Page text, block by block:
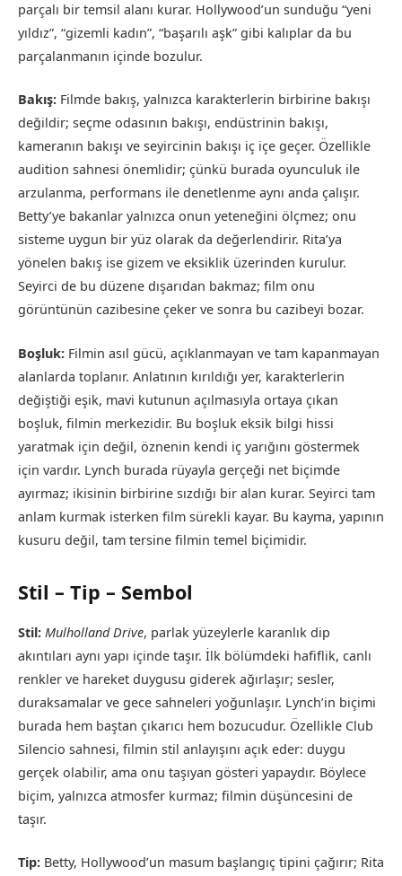
parçalı bir temsil alanı kurar. Hollywood’un sunduğu “yeni
yıldız”, “gizemli kadın”, “başarılı aşk” gibi kalıplar da bu
parçalanmanın içinde bozulur.
Bakış: Filmde bakış, yalnızca karakterlerin birbirine bakışı
değildir; seçme odasının bakışı, endüstrinin bakışı,
kameranın bakışı ve seyircinin bakışı iç içe geçer. Özellikle
audition sahnesi önemlidir; çünkü burada oyunculuk ile
arzulanma, performans ile denetlenme aynı anda çalışır.
Betty’ye bakanlar yalnızca onun yeteneğini ölçmez; onu
sisteme uygun bir yüz olarak da değerlendirir. Rita’ya
yönelen bakış ise gizem ve eksiklik üzerinden kurulur.
Seyirci de bu düzene dışarıdan bakmaz; film onu
görüntünün cazibesine çeker ve sonra bu cazibeyi bozar.
Boşluk: Filmin asıl gücü, açıklanmayan ve tam kapanmayan
alanlarda toplanır. Anlatının kırıldığı yer, karakterlerin
değiştiği eşik, mavi kutunun açılmasıyla ortaya çıkan
boşluk, filmin merkezidir. Bu boşluk eksik bilgi hissi
yaratmak için değil, öznenin kendi iç yarığını göstermek
için vardır. Lynch burada rüyayla gerçeği net biçimde
ayırmaz; ikisinin birbirine sızdığı bir alan kurar. Seyirci tam
anlam kurmak isterken film sürekli kayar. Bu kayma, yapının
kusuru değil, tam tersine filmin temel biçimidir.
Stil – Tip – Sembol
Stil: Mulholland Drive, parlak yüzeylerle karanlık dip
akıntıları aynı yapı içinde taşır. İlk bölümdeki hafiflik, canlı
renkler ve hareket duygusu giderek ağırlaşır; sesler,
duraksamalar ve gece sahneleri yoğunlaşır. Lynch’in biçimi
burada hem baştan çıkarıcı hem bozucudur. Özellikle Club
Silencio sahnesi, filmin stil anlayışını açık eder: duygu
gerçek olabilir, ama onu taşıyan gösteri yapaydır. Böylece
biçim, yalnızca atmosfer kurmaz; filmin düşüncesini de
taşır.
Tip: Betty, Hollywood’un masum başlangıç tipini çağırır; Rita